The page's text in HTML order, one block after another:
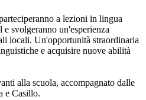
a lezioni in lingua
svolgeranno un'esperienza
locali. Un'opportunità straordinaria
e acquisire nuove abilità
alla scuola, accompagnato dalle
e Casillo.